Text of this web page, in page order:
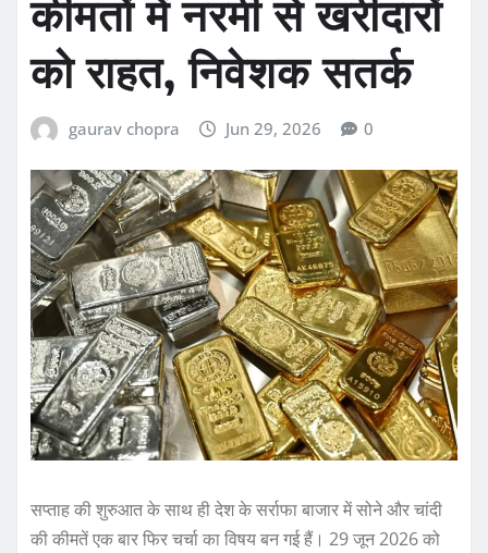
कीमतों में नरमी से खरीदारों
को राहत, निवेशक सतर्क
gaurav chopra Jun 29, 2026 0
सप्ताह की शुरुआत के साथ ही देश के सर्राफा बाजार में सोने और चांदी
की कीमतें एक बार फिर चर्चा का विषय बन गई हैं। 29 जून 2026 को